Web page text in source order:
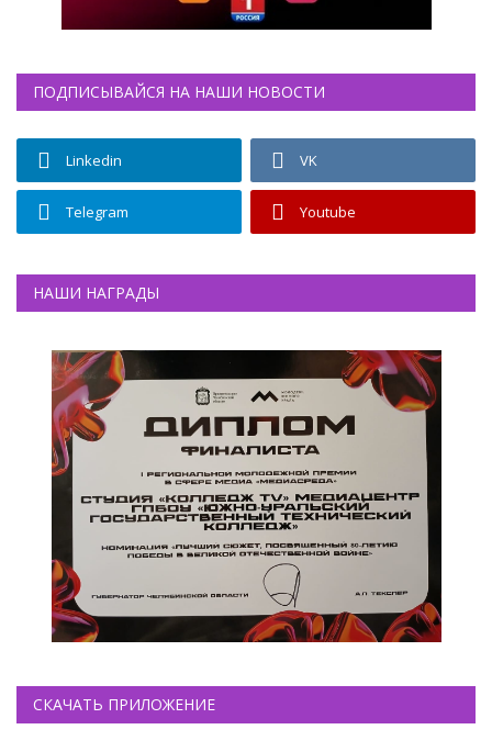
ПОДПИСЫВАЙСЯ НА НАШИ НОВОСТИ
Linkedin VK
Telegram Youtube
НАШИ НАГРАДЫ
СКАЧАТЬ ПРИЛОЖЕНИЕ